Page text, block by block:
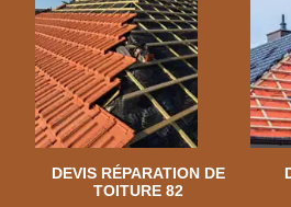
DEVIS RÉPARATION DE
TOITURE 82